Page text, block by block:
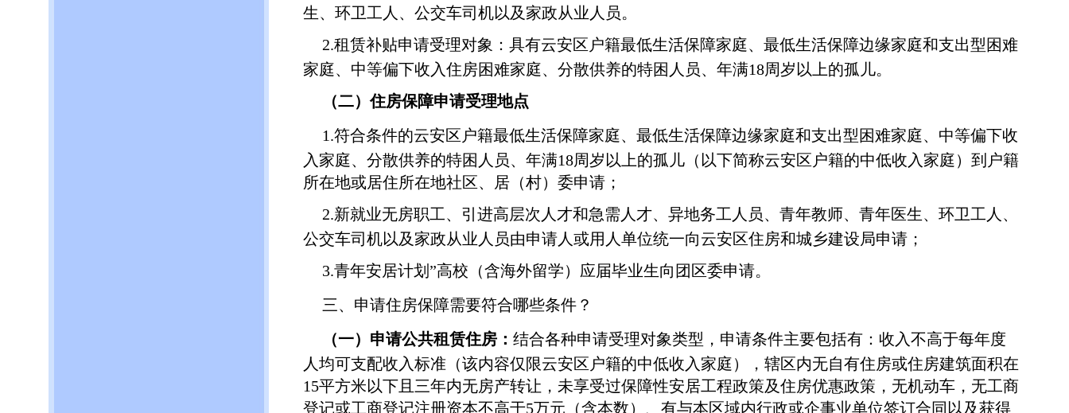
生、环卫工人、公交车司机以及家政从业人员。
2.租赁补贴申请受理对象：具有云安区户籍最低生活保障家庭、最低生活保障边缘家庭和支出型困难
家庭、中等偏下收入住房困难家庭、分散供养的特困人员、年满18周岁以上的孤儿。
（二）住房保障申请受理地点
1.符合条件的云安区户籍最低生活保障家庭、最低生活保障边缘家庭和支出型困难家庭、中等偏下收
入家庭、分散供养的特困人员、年满18周岁以上的孤儿（以下简称云安区户籍的中低收入家庭）到户籍
所在地或居住所在地社区、居（村）委申请；
2.新就业无房职工、引进高层次人才和急需人才、异地务工人员、青年教师、青年医生、环卫工人、
公交车司机以及家政从业人员由申请人或用人单位统一向云安区住房和城乡建设局申请；
3.青年安居计划”高校（含海外留学）应届毕业生向团区委申请。
三、申请住房保障需要符合哪些条件？
（一）申请公共租赁住房： 结合各种申请受理对象类型，申请条件主要包括有：收入不高于每年度
人均可支配收入标准（该内容仅限云安区户籍的中低收入家庭），辖区内无自有住房或住房建筑面积在
15平方米以下且三年内无房产转让，未享受过保障性安居工程政策及住房优惠政策，无机动车，无工商
登记或工商登记注册资本不高于5万元（含本数）、有与本区域内行政或企事业单位签订合同以及获得